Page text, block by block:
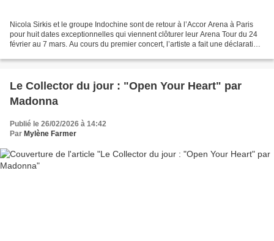
Nicola Sirkis et le groupe Indochine sont de retour à l’Accor Arena à Paris
pour huit dates exceptionnelles qui viennent clôturer leur Arena Tour du 24
février au 7 mars. Au cours du premier concert, l’artiste a fait une déclaration
Le Collector du jour : "Open Your Heart" par
Madonna
Publié le 26/02/2026 à 14:42
Par Mylène Farmer